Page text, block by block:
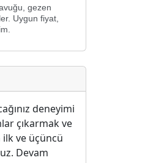
gezen
Uygun fiyat,
deneyimi
çıkarmak ve
ilk ve üçüncü
Devam